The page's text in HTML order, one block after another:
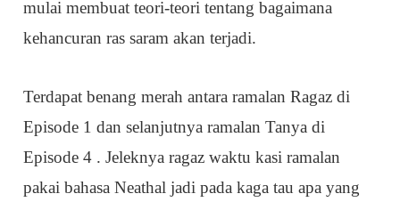
mulai membuat teori-teori tentang bagaimana
kehancuran ras saram akan terjadi.
Terdapat benang merah antara ramalan Ragaz di
Episode 1 dan selanjutnya ramalan Tanya di
Episode 4 . Jeleknya ragaz waktu kasi ramalan
pakai bahasa Neathal jadi pada kaga tau apa yang